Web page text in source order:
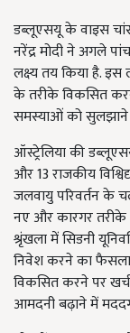
डब्लूएसयू के वाइस
नरेंद्र मोदी ने अगले
लक्ष्य तय किया है.
के तरीके विकसित
समस्याओं को
ऑस्ट्रेलिया की
और 13 राजकीय
जलवायु परिवर्तन के
नए और कारगर तरीके
श्रृंखला में सिडनी
निवेश करने का फैसला
विकसित करने पर
आमदनी बढ़ाने में